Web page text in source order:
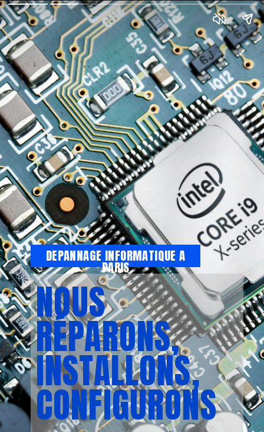
DEPANNAGE INFORMATIQUE A
PARIS
NOUS
RÉPARONS,
INSTALLONS,
CONFIGURONS